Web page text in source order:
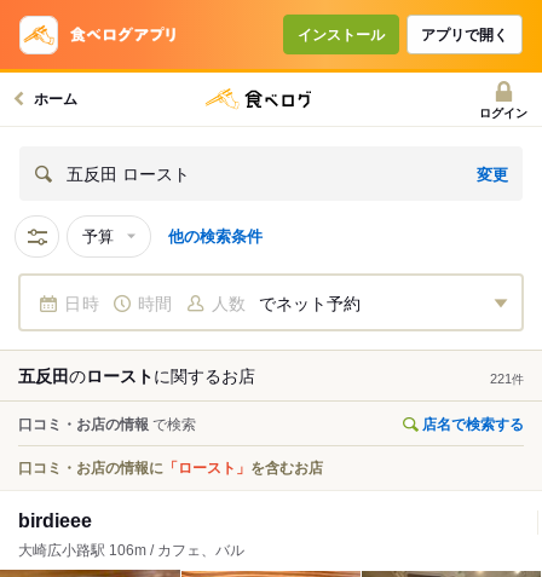
インストール アプリで開く
ホーム
ログイン
五反田 ロースト 変更
予算 他の検索条件
日時 時間 人数 でネット予約
五反田のローストに関するお店 221 件
口コミ・お店の情報 で検索 店名で検索する
口コミ・お店の情報に 「ロースト」 を含むお店
birdieee
大崎広小路駅 106m / カフェ、バル